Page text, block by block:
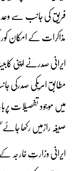
فریق کی جانب سے
مذاکرات کے امکان
ایرانی صدرنے اپنی
میں موجود تفصیلات
صیغہ رازمیں رکھا
ایرانی وزارتِ خارجہ